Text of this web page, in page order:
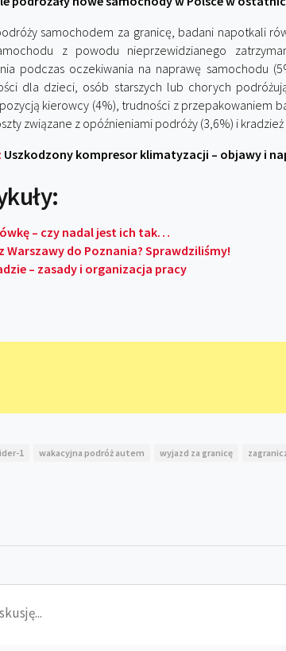
samochodem za granicę, badani napotkali
z powodu nieprzewidzianego
podczas oczekiwania na naprawę samochodu
dla dzieci, osób starszych lub chorych
kierowcy (4%), trudności z przepakowaniem
związane z opóźnieniami podróży (3,6%) i kradzież
Uszkodzony kompresor klimatyzacji – objawy i
– czy nadal jest ich tak…
do Poznania? Sprawdziliśmy!
– zasady i organizacja pracy
1 wakacyjna podróż autem wyjazd za granicę